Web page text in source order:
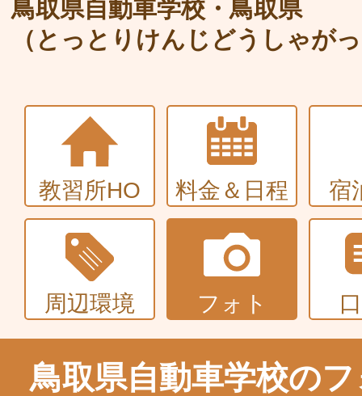
大型〜二種免許
中型・大型特殊・けん引・大型二種
普通車+バイク
同時取得
鳥取県自動車学校・鳥取県
（とっとりけんじどうしゃが
教習所HO 料金＆日程 宿
周辺環境 フォト
鳥取県自動車学校の